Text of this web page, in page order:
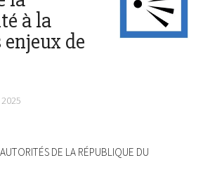
à la
de
DE LA RÉPUBLIQUE DU